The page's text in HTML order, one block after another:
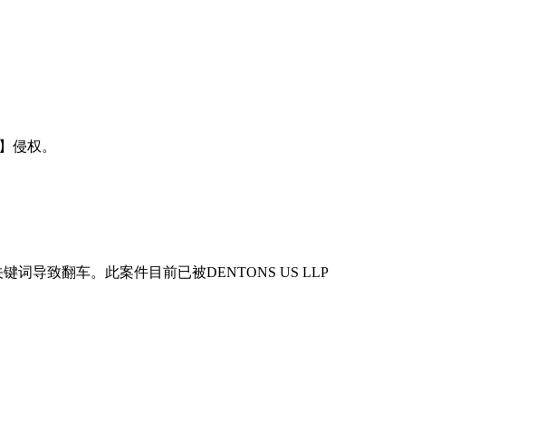
侵权。
词导致翻车。此案件目前已被DENTONS US LLP